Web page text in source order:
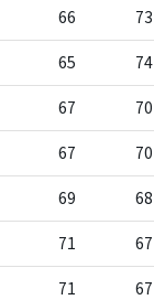
66 73
65 74
67 70
67 70
69 68
71 67
71 67